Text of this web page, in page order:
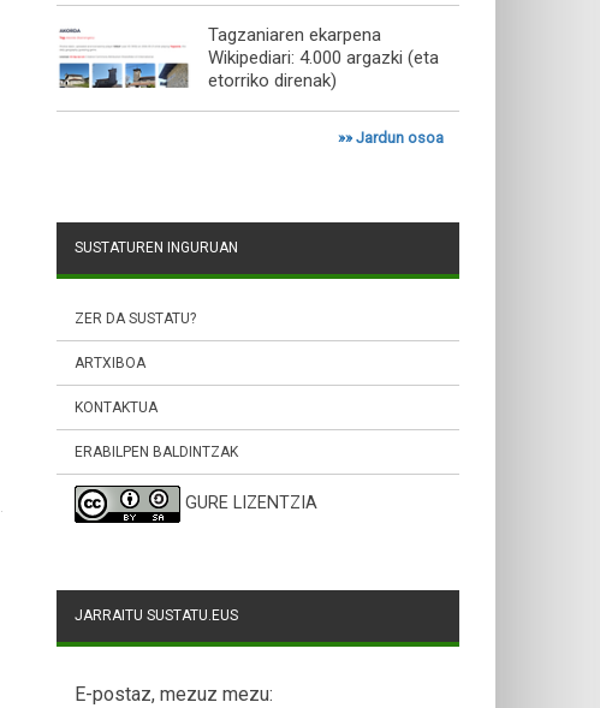
Tagzaniaren ekarpena
Wikipediari: 4.000 argazki (eta
etorriko direnak)
»»Jardun osoa
SUSTATUREN INGURUAN
ZER DA SUSTATU?
ARTXIBOA
KONTAKTUA
ERABILPEN BALDINTZAK
GURE LIZENTZIA
JARRAITU SUSTATU.EUS
E-postaz, mezuz mezu: